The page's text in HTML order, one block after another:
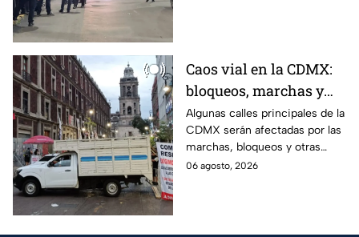
Caos vial en la CDMX:
bloqueos, marchas y
lluvias colapsan varias
avenidas
Algunas calles principales de la
CDMX serán afectadas por las
marchas, bloqueos y otras
protestas de este jueves;
06 agosto, 2026